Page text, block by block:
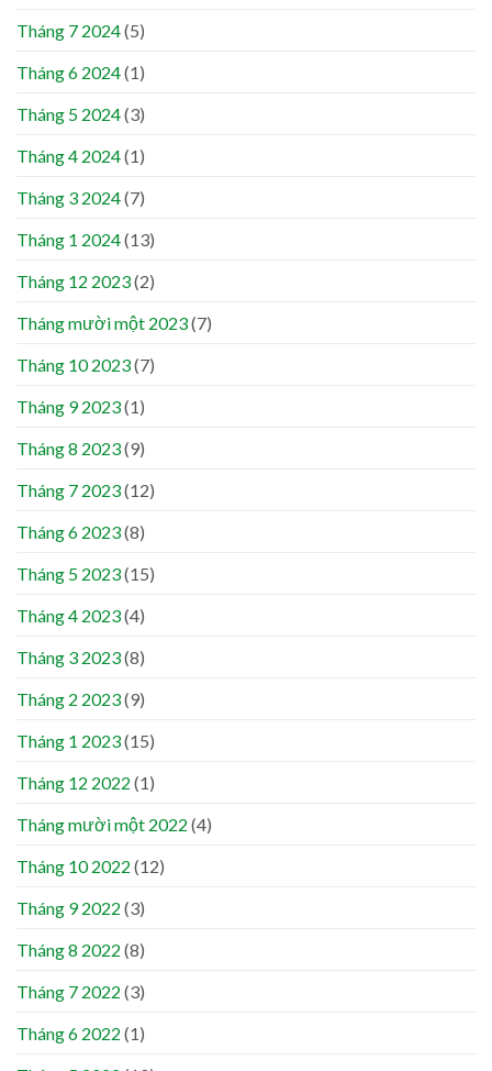
Tháng 7 2024(5)
Tháng 6 2024(1)
Tháng 5 2024(3)
Tháng 4 2024(1)
Tháng 3 2024(7)
Tháng 1 2024(13)
Tháng 12 2023(2)
Tháng mười một 2023(7)
Tháng 10 2023(7)
Tháng 9 2023(1)
Tháng 8 2023(9)
Tháng 7 2023(12)
Tháng 6 2023(8)
Tháng 5 2023(15)
Tháng 4 2023(4)
Tháng 3 2023(8)
Tháng 2 2023(9)
Tháng 1 2023(15)
Tháng 12 2022 (1)
Tháng mười một 2022 (4)
Tháng 10 2022 (12)
Tháng 9 2022 (3)
Tháng 8 2022 (8)
Tháng 7 2022 (3)
Tháng 6 2022 (1)